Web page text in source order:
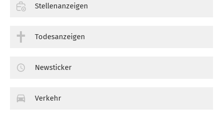
Stellenanzeigen
Todesanzeigen
Newsticker
Verkehr